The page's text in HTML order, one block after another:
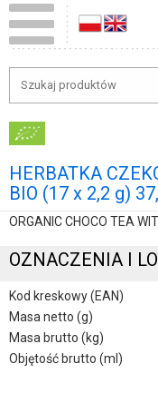
HERBATKA
BIO (17 x 2,2 g)
ORGANIC CHOCO TEA
OZNACZENIA I
Kod kreskowy (EAN)
Masa netto (g)
Masa brutto (kg)
Objętość brutto (ml)